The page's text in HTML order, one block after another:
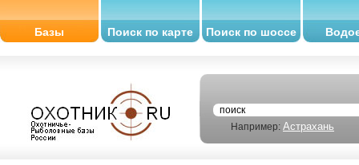
Базы Поиск по карте Поиск по шоссе
Например: Астрахань